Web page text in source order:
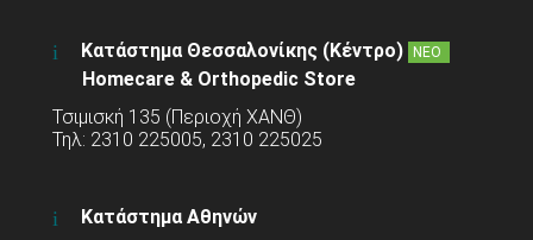
Κατάστημα Θεσσαλονίκης (Κέντρο) ΝΕΟ
Homecare & Orthopedic Store
Τσιμισκή 135 (Περιοχή ΧΑΝΘ)
Τηλ: 2310 225005, 2310 225025
Κατάστημα Αθηνών